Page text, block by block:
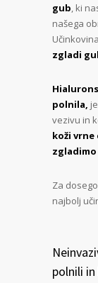
gub, ki
našega
zgladi
polnila,
vezivu in
koži
Za
najbolj
polnili